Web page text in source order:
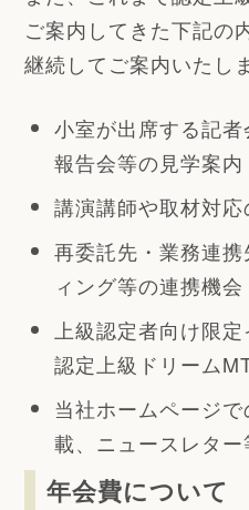
ご案内してきた下記の
継続してご案内いたしま
小室が出席する記
報告会等の見学案内
講演講師や取材対応
再委託先・業務連
ィング等の連携機会
上級認定者向け限
認定上級ドリーム
当社ホームページ
載、ニュースレタ
年会費について